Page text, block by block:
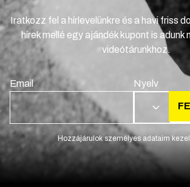
Iratkozz fel a hírlevelünkre és a havi friss
hírek mellé egy ajándék kupont is adunk
videótárunkhoz.
Email Nyelv
HU
Hozzájárulok személyes adataim